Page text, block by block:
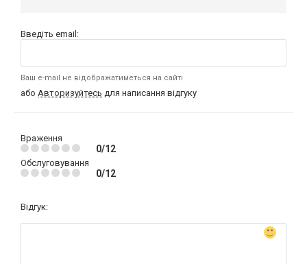
Введіть email:
Ваш e-mail не відображатиметься на сайті
або Авторизуйтесь для написання відгуку
Враження
0/12
Обслуговування
0/12
Відгук: